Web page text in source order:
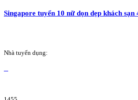
Singapore tuyển 10 nữ dọn dẹp khách sạn
Nhà tuyển dụng: